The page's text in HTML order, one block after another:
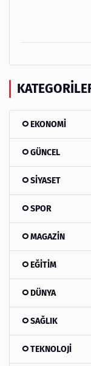
EKONOMİ
GÜNCEL
SİYASET
SPOR
MAGAZİN
EĞİTİM
DÜNYA
SAĞLIK
TEKNOLOJİ